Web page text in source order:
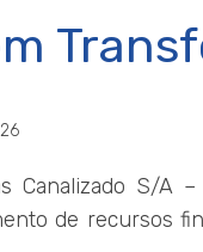
Canalizado S/A
de recursos